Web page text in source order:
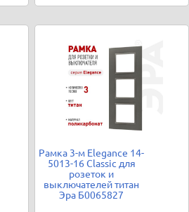
Рамка 3-м Elegance 14-
5013-16 Classic для
розеток и
выключателей титан
Эра Б0065827